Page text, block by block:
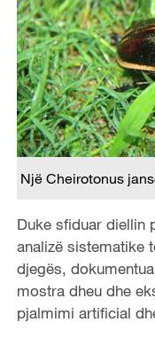
Një Cheirotonus
Duke sfiduar diellin
analizë sistematike
djegës,
mostra dheu dhe
pjalmimi artificial